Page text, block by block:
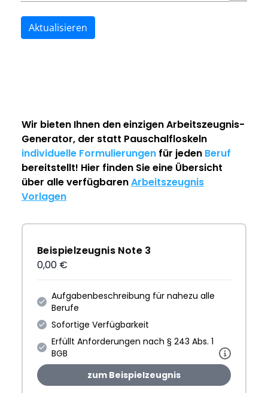
Aktualisieren
Wir bieten Ihnen den einzigenArbeitszeugnis-
Generator, der statt Pauschalfloskeln
individuelle Formulierungen für jeden Beruf
bereitstellt! Hier finden Sie eine Übersicht
über alle verfügbarenArbeitszeugnis
Vorlagen
Beispielzeugnis Note 3
0,00 €
Aufgabenbeschreibung für nahezu alle
Berufe
Sofortige Verfügbarkeit
Erfüllt Anforderungen nach § 243 Abs. 1
BGB
zum Beispielzeugnis